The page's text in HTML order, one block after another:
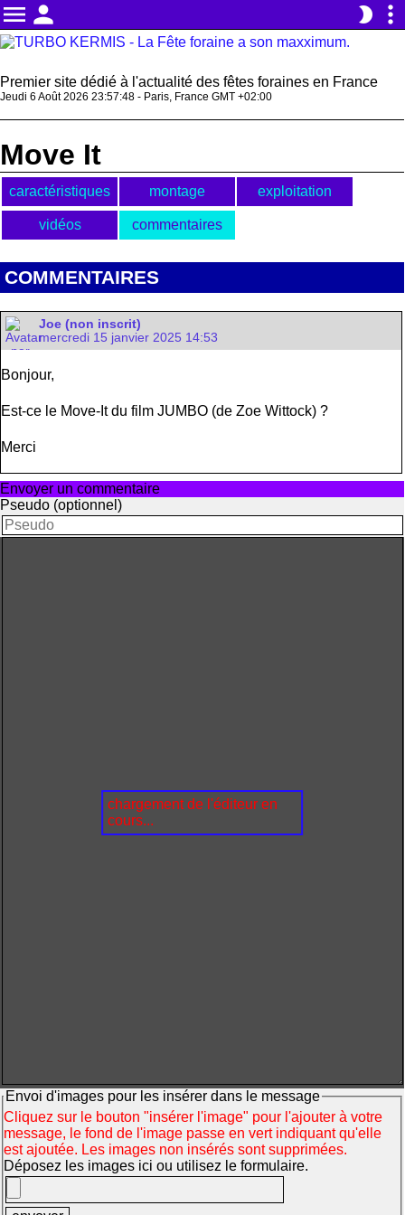
menu person brightness_2 more_vert
Premier site dédié à l'actualité des fêtes foraines en France
Jeudi 6 Août 2026 23:57:48 - Paris, France GMT +02:00
Move It
caractéristiques montage exploitation
vidéos commentaires
COMMENTAIRES
Joe (non inscrit)
mercredi 15 janvier 2025 14:53
Bonjour,
Est-ce le Move-It du film JUMBO (de Zoe Wittock) ?
Merci
Envoyer un commentaire
Pseudo (optionnel)
chargement de l'éditeur en
cours...
Envoi d'images pour les insérer dans le message
Cliquez sur le bouton "insérer l'image" pour l'ajouter à votre
message, le fond de l'image passe en vert indiquant qu'elle
est ajoutée. Les images non insérés sont supprimées.
Déposez les images ici ou utilisez le formulaire.